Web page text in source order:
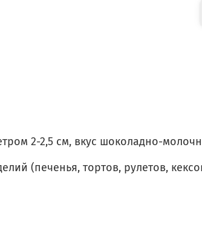
2-2,5 см, вкус шоколадно-
(печенья, тортов, рулетов,